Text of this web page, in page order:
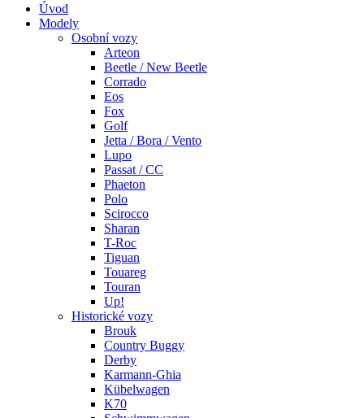
Úvod
Modely
Osobní vozy
Arteon
Beetle / New Beetle
Corrado
Eos
Fox
Golf
Jetta / Bora / Vento
Lupo
Passat / CC
Phaeton
Polo
Scirocco
Sharan
T-Roc
Tiguan
Touareg
Touran
Up!
Historické vozy
Brouk
Country Buggy
Derby
Karmann-Ghia
Kübelwagen
K70